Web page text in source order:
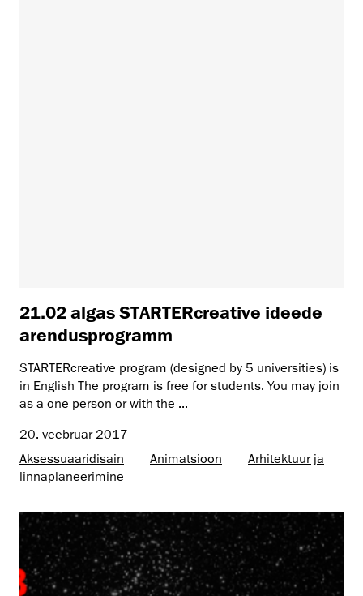
21.02 algas STARTERcreative ideede
arendusprogramm
STARTERcreative program (designed by 5 universities) is
in English The program is free for students. You may join
as a one person or with the ...
20. veebruar 2017
Aksessuaaridisain
Animatsioon
Arhitektuur ja
linnaplaneerimine